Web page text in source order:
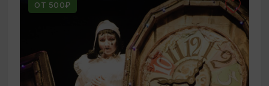
ОТ 500₽